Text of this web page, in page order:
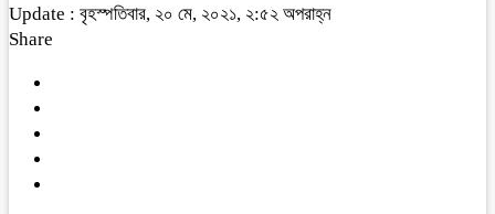
Update : বৃহস্পতিবার, ২০ মে, ২০২১, ২:৫২ অপরাহ্ন
Share